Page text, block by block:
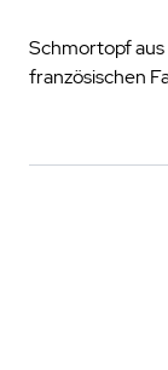
Schmortopf
französischen